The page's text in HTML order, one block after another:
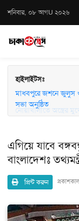
শনিবার, ০৮ আগU ২০২৬
হাইলাইটসঃ
মাধবপুরে জশনে জুলুস ও
সভা অনুষ্ঠিত
এগিয়ে যাবে
বাংলাদেশঃ
প্রিন্ট করুন